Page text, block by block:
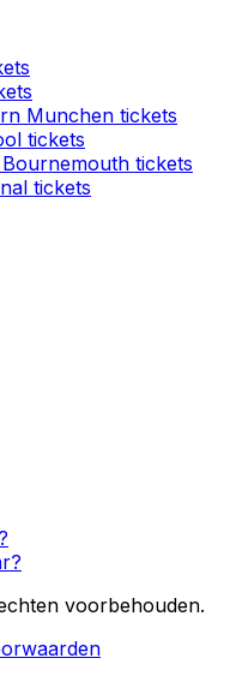
Munchen tickets
tickets
Bournemouth tickets
tickets
voorbehouden.